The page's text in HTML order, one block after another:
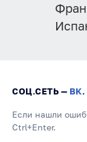
СОЦ.СЕТЬ — ВК.
Если нашли
Ctrl+Enter.